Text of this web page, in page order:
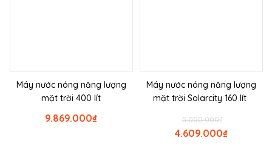
Máy nước nóng năng lượng
mặt trời 400 lít
₫
9.869.000
Máy nước nóng năng lượng
mặt trời Solarcity 160 lít
₫
5.000.000
₫
4.609.000